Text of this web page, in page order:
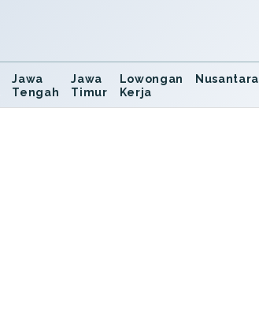
Jawa
Tengah
Jawa
Timur
Lowongan
Kerja
Nusantara